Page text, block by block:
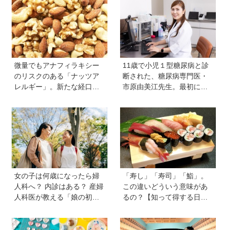
微量でもアナフィラキシー
のリスクのある「ナッツア
レルギー」。新たな経口免
門医に聞きました＞
11歳で小児１型糖尿病と診
断された、糖尿病専門医・
市原由美江先生。最初に感
が渇くことだった
女の子は何歳になったら婦
人科へ？ 内診はある？ 産婦
人科医が教える「娘の初め
「寿し」「寿司」「鮨」。
この違いどういう意味があ
るの？【知って得する日本